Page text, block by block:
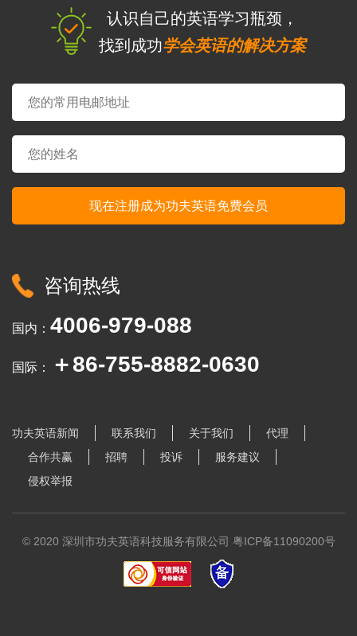
认识自己的英语学习瓶颈，
找到成功学会英语的解决方案
咨询热线
国内： 4006-979-088
国际： ＋86-755-8882-0630
功夫英语新闻 联系我们 关于我们
代理
合作共赢
招聘 投诉
服务建议
侵权举报
© 2020 深圳市功夫英语科技服务有限公司 粤ICP备11090200号